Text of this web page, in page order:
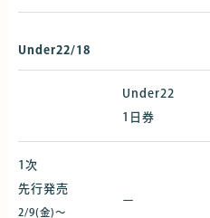
Under22/18
Under22
1日券
1次
先行発売
2/9(金)〜
ー